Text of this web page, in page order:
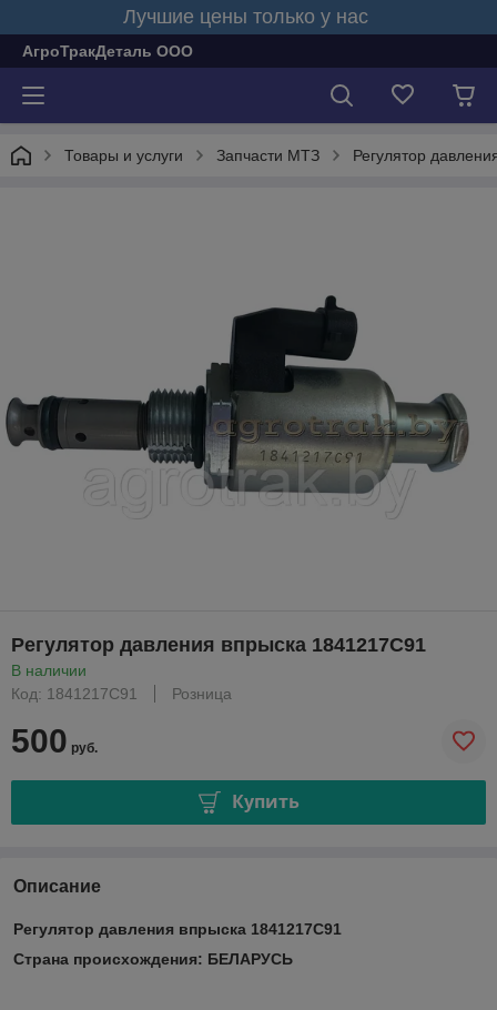
Лучшие цены только у нас
АгроТракДеталь ООО
Товары и услуги Запчасти МТЗ Регулятор
Регулятор давления впрыска 1841217С91
В наличии
Код: 1841217С91
Розница
500 руб.
Купить
Описание
Регулятор давления впрыска 1841217С91
Страна происхождения: БЕЛАРУСЬ